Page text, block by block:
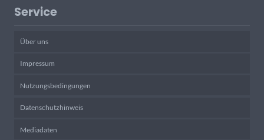
Service
Über uns
Impressum
Nutzungsbedingungen
Datenschutzhinweis
Mediadaten